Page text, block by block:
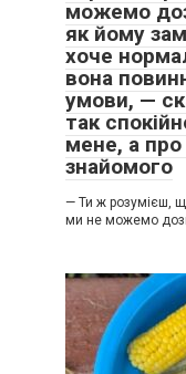
можемо
як йому
хоче
вона
умови, —
так
мене, а про
знайомого
— Ти ж розумієш,
ми не можемо